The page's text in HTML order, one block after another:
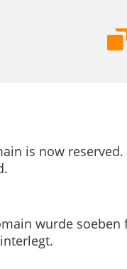
is now
wurde